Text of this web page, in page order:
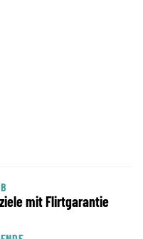
mit Flirtgarantie